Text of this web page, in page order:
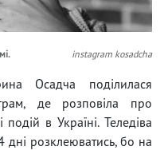
instagram kosadcha
Осадча поділилася
де розповіла про
в Україні. Теледіва
дні розклеюватись, бо на